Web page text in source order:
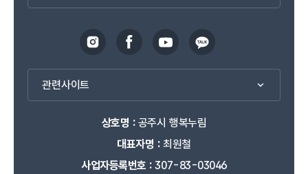
관련사이트
상호명 :공주시 행복누림
대표자명 :최원철
사업자등록번호 :307-83-03046